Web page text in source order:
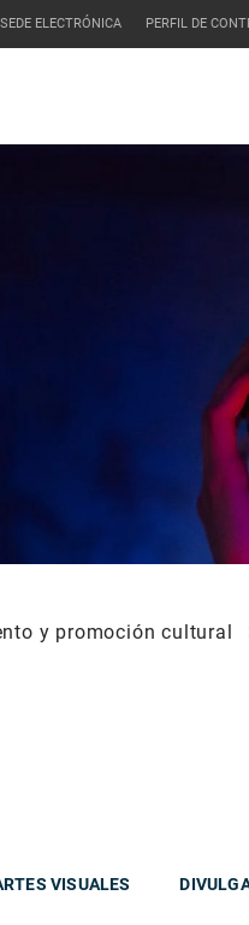
SEDE ELECTRÓNICA PERFIL DE
y promoción cultural
VISUALES